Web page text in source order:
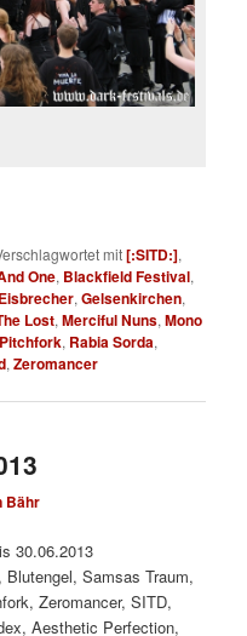
mit[:SITD:],
One, Blackfield Festival,
Eisbrecher,Gelsenkirchen,
Lost,Merciful Nuns,Mono
, Rabia Sorda,
,Zeromancer
Bähr
30.06.2013
Samsas Traum,
Zeromancer, SITD,
Aesthetic Perfection,